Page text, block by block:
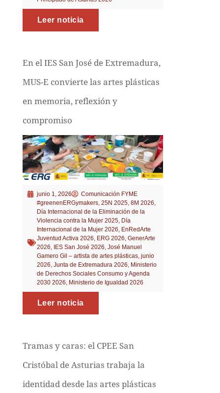
Leer noticia
En el IES San José de Extremadura,
MUS-E convierte las artes plásticas
en memoria, reflexión y
compromiso
junio 1, 2026
Comunicación FYME
#greenenERGymakers, 25N 2025, 8M 2026
Día Internacional de la Eliminación de la
Violencia contra la Mujer 2025, Día
Internacional de la Mujer 2026 EnRedArte
Juventud Activa 2026 ERG 2026 GenerArte
2026 IES San José 2026 José Manuel
Gamero Gil – artista de artes plásticas, junio
2026 Junta de Extremadura 2026 Ministerio
de Derechos Sociales Consumo y Agenda
2030 2026 Ministerio de Igualdad 2026
Leer noticia
Tramas y caras: el CPEE San
Cristóbal de Asturias trabaja la
identidad desde las artes plásticas